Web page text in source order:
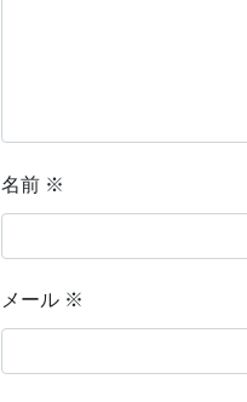
名前 ※
メール ※